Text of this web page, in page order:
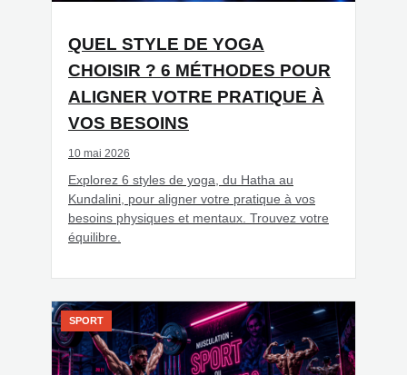
QUEL STYLE DE YOGA
CHOISIR ? 6 MÉTHODES POUR
ALIGNER VOTRE PRATIQUE À
VOS BESOINS
10 mai 2026
Explorez 6 styles de yoga, du Hatha au
Kundalini, pour aligner votre pratique à vos
besoins physiques et mentaux. Trouvez votre
équilibre.
SPORT